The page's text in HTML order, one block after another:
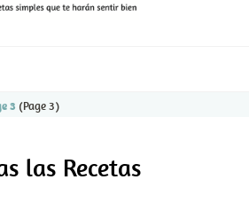
3 (Page 3)
las Recetas